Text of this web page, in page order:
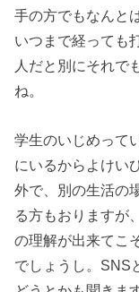
手の方でもなんと
いつまで経っても
人だと別にそれで
ね。
学生のいじめって
にいるからよけい
外で、別の生活の
る方もおりますが
の理解が出来てこ
でしょうし。SNS